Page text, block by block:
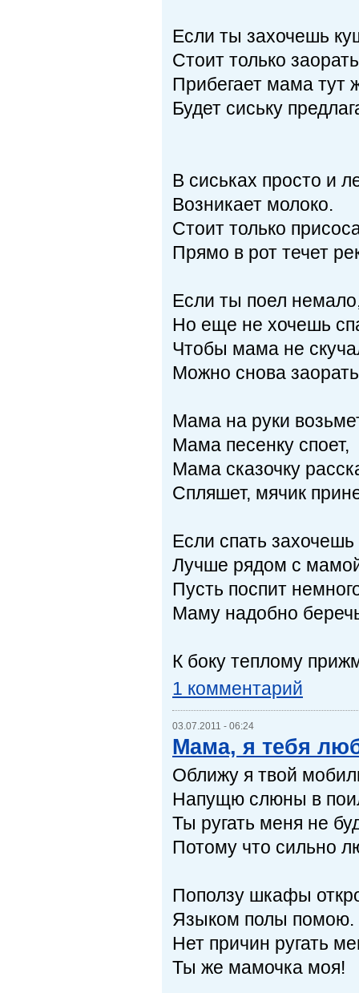
Если ты захочешь
Стоит только
Прибегает мама тут
Будет сиську
В сиськах просто и
Возникает молоко.
Стоит только
Прямо в рот течет
Если ты поел
Но еще не хочешь
Чтобы мама не
Можно снова
Мама на руки
Мама песенку споет,
Мама сказочку
Спляшет, мячик
Если спать
Лучше рядом с
Пусть поспит
Маму надобно
К боку теплому
1 комментарий
03.07.2011 - 06:24
Мама, я тебя
Оближу я твой
Напущю слюны в
Ты ругать меня не
Потому что сильно
Поползу шкафы
Языком полы помою.
Нет причин ругать
Ты же мамочка моя!